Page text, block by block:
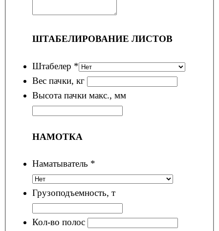
ШТАБЕЛИРОВАНИЕ ЛИСТОВ
Штабелер *
Вес пачки, кг
Высота пачки макс., мм
НАМОТКА
Наматыватель *
Грузоподъемность, т
Кол-во полос